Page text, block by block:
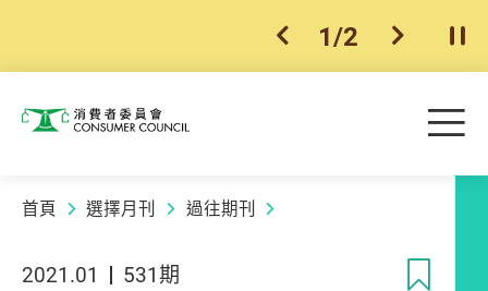
上一個
1/2 下一個開
消費者委員會 目
首頁 選擇月刊 過往期刊
2021.01 531期